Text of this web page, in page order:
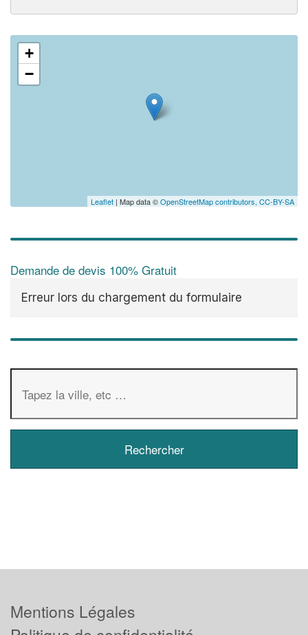
+
−
Leaflet | Map data ©OpenStreetMap contributors, CC-BY-SA
Demande de devis 100% Gratuit
Erreur lors du chargement du formulaire
Mentions Légales